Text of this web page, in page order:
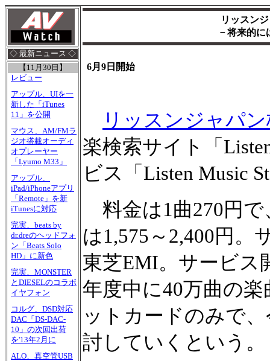
◇ 最新ニュース ◇
【11月30日】
レビュー
アップル、UIを一
新した「iTunes
11」を公開
マウス、AM/FMラ
ジオ搭載オーディ
オプレーヤー
「Lyumo M33」
アップル、
iPad/iPhoneアプリ
「Remote」を新
iTunesに対応
完実、beats by
dr.dreのヘッドフォ
ン「Beats Solo
HD」に新色
完実、MONSTER
とDIESELのコラボ
イヤフォン
コルグ、DSD対応
DAC「DS-DAC-
10」の次回出荷
を'13年2月に
ALO、真空管USB
リッスン
－将来的に
6月9日開始
リッスンジャパ
楽検索サイト「
ビス「Listen Music
料金は1曲270円で
は1,575～2,400円。
東芝EMI。サービス
年度中に40万曲の
ットカードのみで
討していくという。